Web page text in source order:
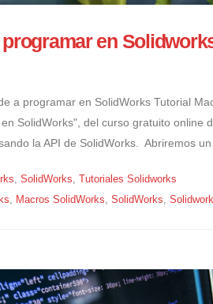
en
a programar en SolidWorks Tutorial
SolidWorks", del curso gratuito online
la API de SolidWorks. Abriremos
, SolidWorks,
Tutoriales Solidworks
, Macros SolidWorks, SolidWorks,